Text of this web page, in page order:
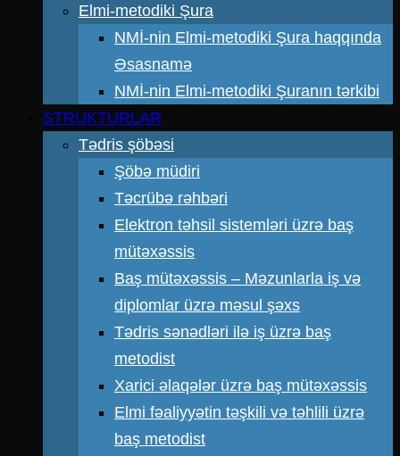
Elmi-metodiki Şura
NMİ-nin Elmi-metodiki Şura haqqında
Əsasnamə
NMİ-nin Elmi-metodiki Şuranın tərkibi
STRUKTURLAR
Tədris şöbəsi
Şöbə müdiri
Təcrübə rəhbəri
Elektron təhsil sistemləri üzrə baş
mütəxəssis
Baş mütəxəssis – Məzunlarla iş və
diplomlar üzrə məsul şəxs
Tədris sənədləri ilə iş üzrə baş
metodist
Xarici əlaqələr üzrə baş mütəxəssis
Elmi fəaliyyətin təşkili və təhlili üzrə
baş metodist